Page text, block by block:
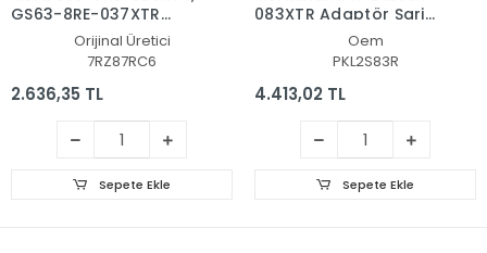
GS63-8RE-037XTR
Adaptör Şarj Aleti-
Orijinal Üretici
7RZ87RC6
2.636,35 TL
Sepete Ekle
083XTR Adaptör Şarj
Aleti-CihazıOem
PKL2S83R
4.413,02 TL
Sepete Ekle